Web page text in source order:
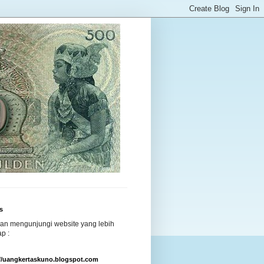
mengunjungi website yang lebih
:
uangkertaskuno.blogspot.com